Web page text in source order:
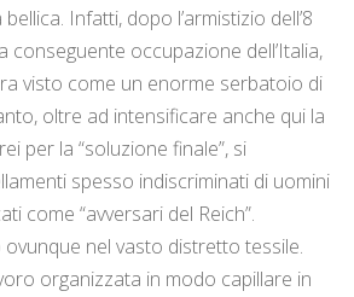
Infatti, dopo l’armistizio dell’8
conseguente occupazione dell’Italia,
visto come un enorme serbatoio di
oltre ad intensificare anche qui la
per la “soluzione finale”, si
spesso indiscriminati di uomini
come “avversari del Reich”.
nel vasto distretto tessile.
organizzata in modo capillare in